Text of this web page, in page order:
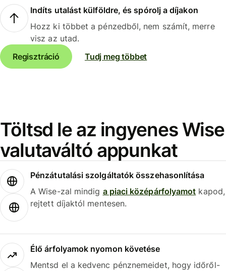
Indíts utalást külföldre, és spórolj a díjakon
Hozz ki többet a pénzedből, nem számít, merre
visz az utad.
Regisztráció
Tudj meg többet
Töltsd le az ingyenes Wise
valutaváltó appunkat
Pénzátutalási szolgáltatók összehasonlítása
A Wise-zal mindig a piaci középárfolyamot kapod,
rejtett díjaktól mentesen.
Élő árfolyamok nyomon követése
Mentsd el a kedvenc pénznemeidet, hogy időről-